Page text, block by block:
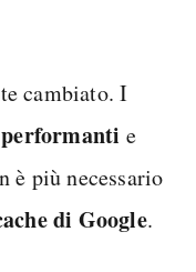
cambiato. I
e
è più necessario
di Google.